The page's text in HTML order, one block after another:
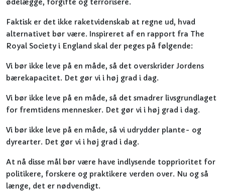
ødelægge, forgifte og terrorisere.
Faktisk er det ikke raketvidenskab at regne ud, hvad
alternativet bør være. Inspireret af en rapport fra The
Royal Society i England skal der peges på følgende:
Vi bør ikke leve på en måde, så det overskrider Jordens
bærekapacitet. Det gør vi i høj grad i dag.
Vi bør ikke leve på en måde, så det smadrer livsgrundlaget
for fremtidens mennesker. Det gør vi i høj grad i dag.
Vi bør ikke leve på en måde, så vi udrydder plante- og
dyrearter. Det gør vi i høj grad i dag.
At nå disse mål bør være have indlysende topprioritet for
politikere, forskere og praktikere verden over. Nu og så
længe, det er nødvendigt.